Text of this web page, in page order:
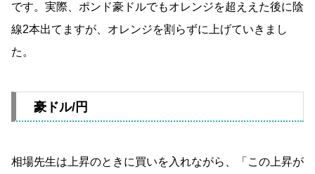
です。実際、ポンド豪ドルでもオレンジを超ええた後に陰
線2本出てますが、オレンジを割らずに上げていきまし
た。
豪ドル/円
相場先生は上昇のときに買いを入れながら、「この上昇が